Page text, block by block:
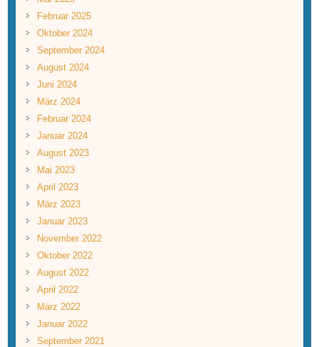
Februar 2025
Oktober 2024
September 2024
August 2024
Juni 2024
März 2024
Februar 2024
Januar 2024
August 2023
Mai 2023
April 2023
März 2023
Januar 2023
November 2022
Oktober 2022
August 2022
April 2022
März 2022
Januar 2022
September 2021